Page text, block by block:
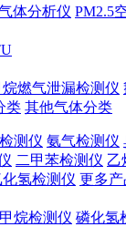
体分析仪 PM2.5
烷燃气泄漏检测仪
类 其他气体分类
测仪 氨气检测仪
二甲苯检测仪 乙
化氢检测仪 更多产
烷检测仪 磷化氢